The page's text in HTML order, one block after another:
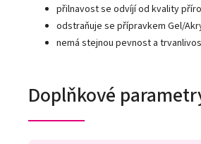
přilnavost se odvíjí od kvality
odstraňuje se přípravkem Gel/
nemá stejnou pevnost a
Doplňkové